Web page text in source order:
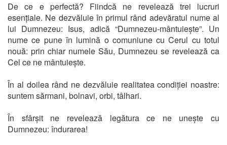
De ce e perfectă? Fiindcă ne revelează trei lucruri
esențiale. Ne dezvăluie în primul rând adevăratul nume al
lui Dumnezeu: Isus, adică “Dumnezeu-mântuiește”. Un
nume ce pune în lumină o comuniune cu Cerul cu totul
nouă: prin chiar numele Său, Dumnezeu se revelează ca
Cel ce ne mântuiește.
În al doilea rând ne dezvăluie realitatea condiției noastre:
suntem sărmani, bolnavi, orbi, tâlhari.
În sfârșit ne revelează legătura ce ne unește cu
Dumnezeu: îndurarea!